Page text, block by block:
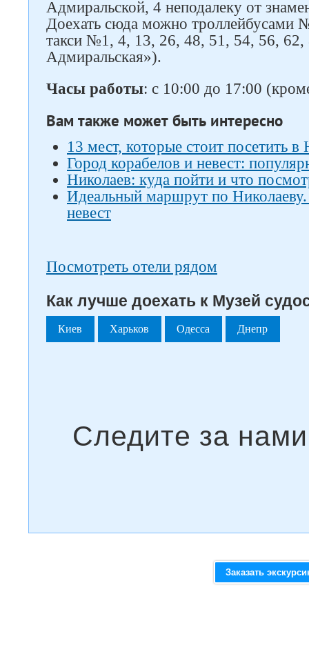
Адмиральской, 4 неподалеку от
Доехать сюда можно
такси №1, 4, 13, 26, 48, 51, 54, 56, 62,
Адмиральская»).
Часы работы: с 10:00 до 17:00
Вам также может быть интересно
13 мест, которые стоит посетить в
Город корабелов и невест:
Николаев: куда пойти и что
Идеальный маршрут по
невест
Посмотреть отели рядом
Как лучше доехать к Музей
Киев Харьков Одесса Днепр
Заказать